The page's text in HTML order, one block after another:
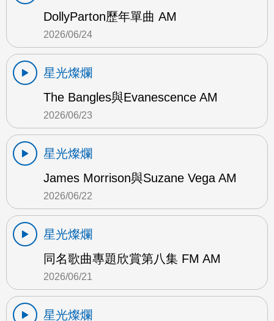
DollyParton歷年單曲 AM
2026/06/24
星光燦爛
The Bangles與Evanescence AM
2026/06/23
星光燦爛
James Morrison與Suzane Vega AM
2026/06/22
星光燦爛
同名歌曲專題欣賞第八集 FM AM
2026/06/21
星光燦爛